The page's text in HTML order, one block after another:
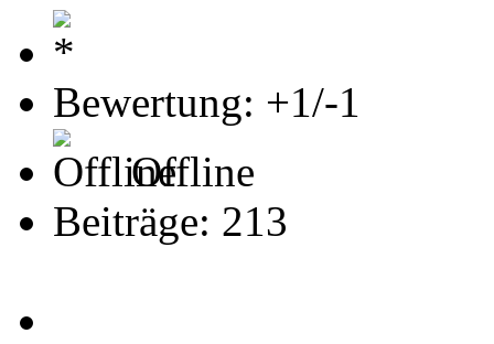
Bewertung: +1/-1
Offline
Beiträge: 213